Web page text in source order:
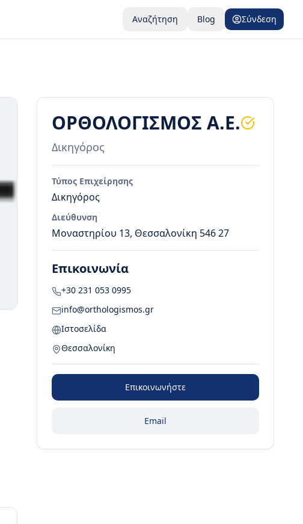
Αναζήτηση Blog Σύνδεση
ΟΡΘΟΛΟΓΙΣΜΟΣ Α.Ε.
Δικηγόρος
Τύπος Επιχείρησης
Δικηγόρος
Διεύθυνση
Μοναστηρίου 13, Θεσσαλονίκη 546 27
Επικοινωνία
+30 231 053 0995
info@orthologismos.gr
Ιστοσελίδα
Θεσσαλονίκη
Επικοινωνήστε
Email